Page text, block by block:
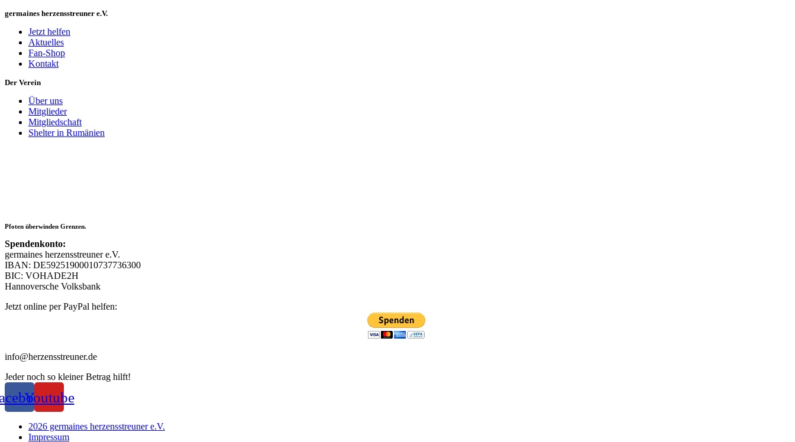
germaines herzensstreuner e.V.
Jetzt helfen
Aktuelles
Fan-Shop
Kontakt
Der Verein
Über uns
Mitglieder
Mitgliedschaft
Shelter in Rumänien
Pfoten überwinden Grenzen.
Spendenkonto:
germaines herzensstreuner e.V.
IBAN: DE59251900010737736300
BIC: VOHADE2H
Hannoversche Volksbank
Jetzt online per PayPal helfen:
info@herzensstreuner.de
Jeder noch so kleiner Betrag hilft!
Youtube
2026 germaines herzensstreuner e.V.
Impressum